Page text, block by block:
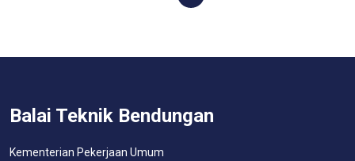
Balai Teknik Bendungan
Kementerian Pekerjaan Umum